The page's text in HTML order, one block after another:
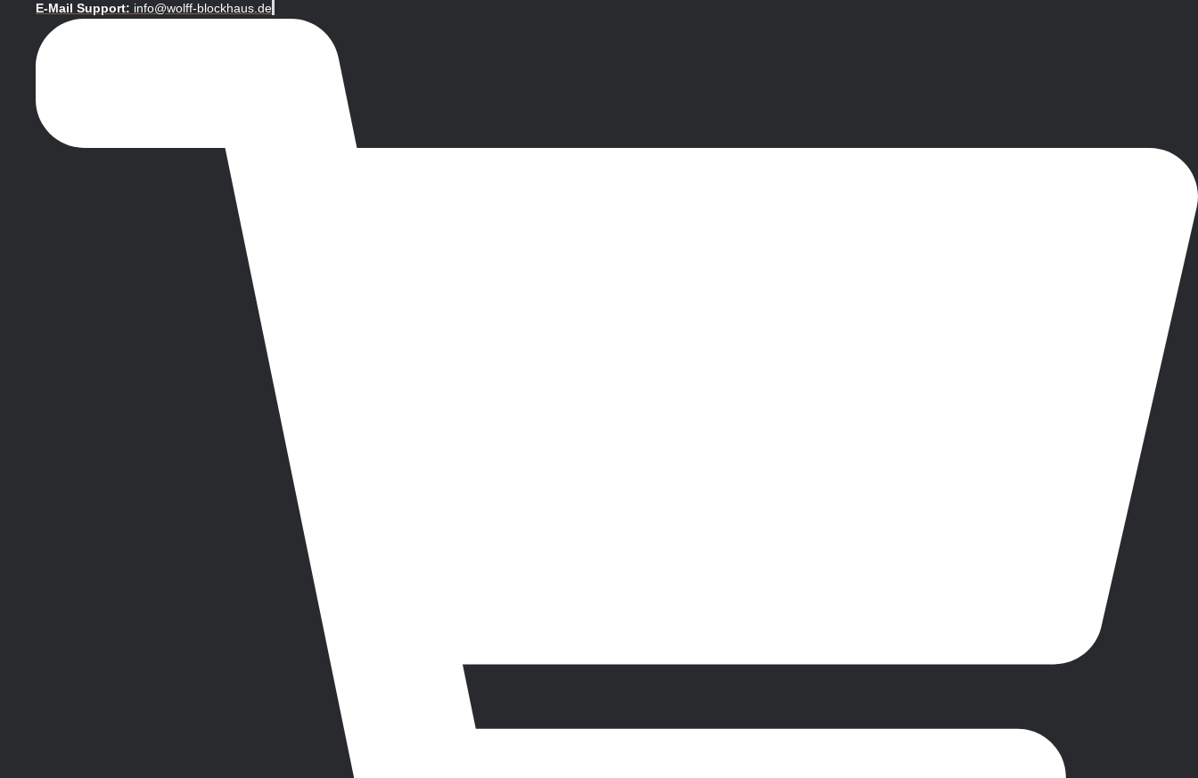
E-Mail Support: info@wolff-blockhaus.de